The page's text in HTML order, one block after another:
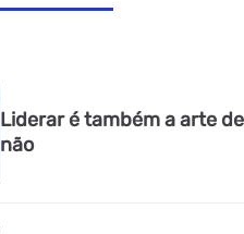
Liderar é também a arte
não